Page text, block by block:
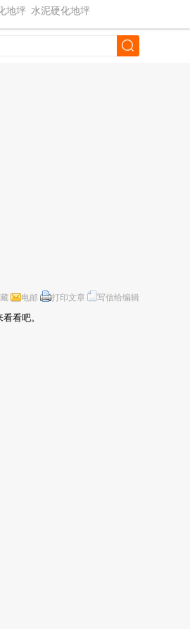
地坪 水泥硬化地坪
电邮 打印文章 写信给编辑
看吧。